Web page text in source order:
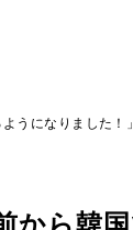
うになりました！」
から韓